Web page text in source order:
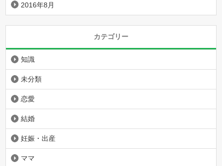
2016年8月
カテゴリー
知識
未分類
恋愛
結婚
妊娠・出産
ママ